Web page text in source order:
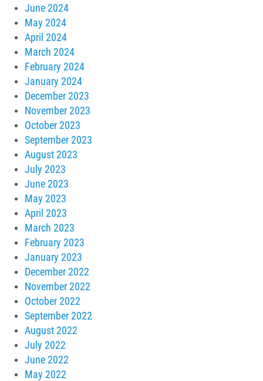
June 2024
May 2024
April 2024
March 2024
February 2024
January 2024
December 2023
November 2023
October 2023
September 2023
August 2023
July 2023
June 2023
May 2023
April 2023
March 2023
February 2023
January 2023
December 2022
November 2022
October 2022
September 2022
August 2022
July 2022
June 2022
May 2022